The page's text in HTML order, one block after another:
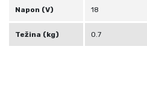
Napon (V) 18
Težina (kg) 0.7